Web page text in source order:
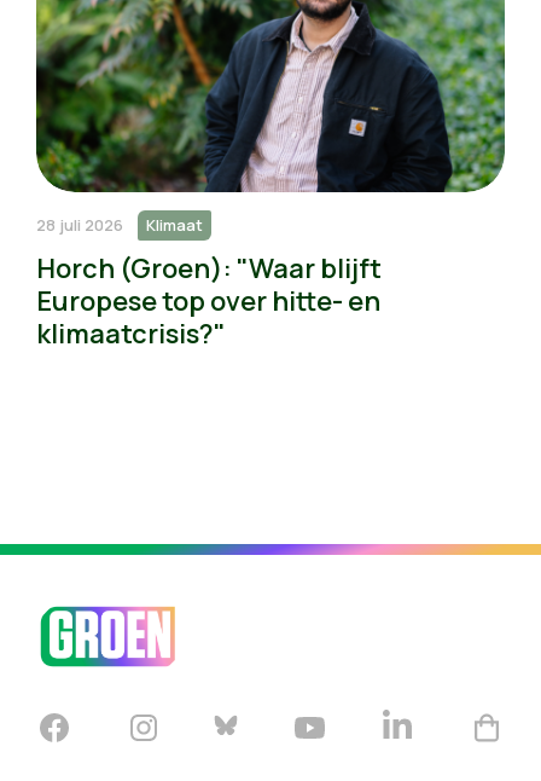
28 juli 2026 Klimaat
Horch (Groen): "Waar blijft
Europese top over hitte- en
klimaatcrisis?"